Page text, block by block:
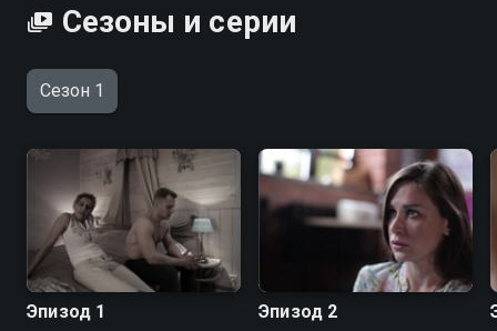
Сезоны и серии
Сезон 1
Эпизод 1 Эпизод 2